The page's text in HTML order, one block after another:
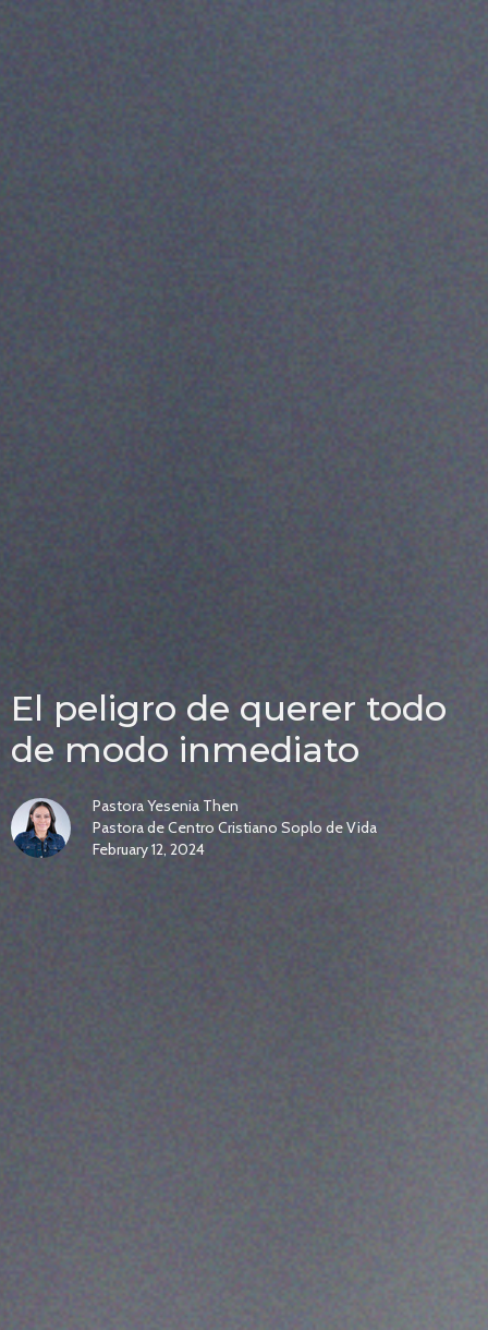
El peligro de querer todo
de modo inmediato
Pastora Yesenia Then
Pastora de Centro Cristiano Soplo de Vida
February 12, 2024